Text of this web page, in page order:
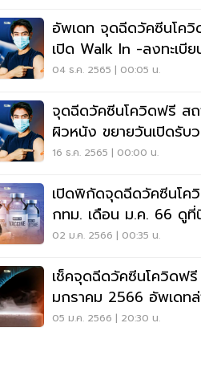
อัพเดท จุดฉีดวัคซีนโค
เปิด Walk In -ลงทะเบี
นี่
04 ธ.ค. 2565 | 00:05 น.
จุดฉีดวัคซีนโควิดฟรี สถ
ผิวหนัง ขยายวันเปิดรับ
16 ธ.ค. 2565 | 00:00 น.
เปิดพิกัดจุดฉีดวัคซีนโค
กทม. เดือน ม.ค. 66 ดูที่
02 ม.ค. 2566 | 00:35 น.
เช็คจุดฉีดวัคซีนโควิดฟรี
มกราคม 2566 อัพเดท
05 ม.ค. 2566 | 20:30 น.